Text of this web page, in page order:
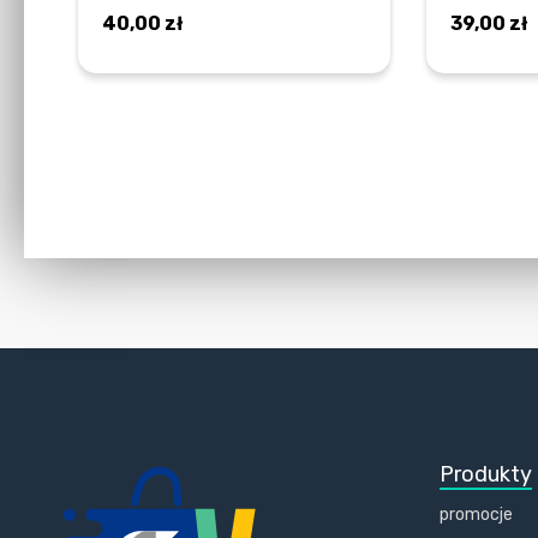
40,00 zł 39,00 zł
Produkty
promocje